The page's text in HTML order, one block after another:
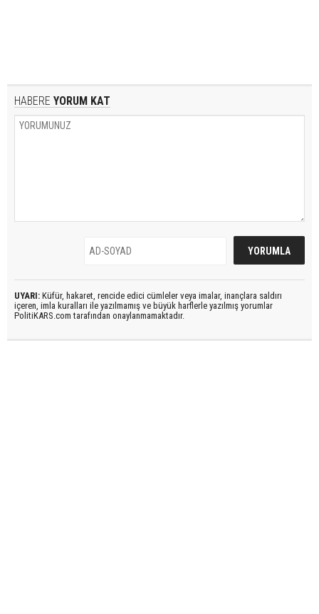
HABERE YORUM KAT
UYARI: Küfür, hakaret, rencide edici cümleler veya imalar, inançlara saldırı
içeren, imla kuralları ile yazılmamış ve büyük harflerle yazılmış yorumlar
PolitiKARS.com tarafından onaylanmamaktadır.